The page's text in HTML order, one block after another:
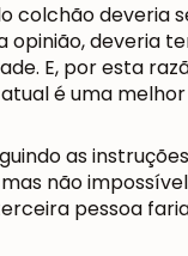
colchão deveria
opinião, deveria
E, por esta
é uma
as
não
pessoa